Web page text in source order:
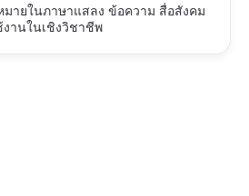
มายในภาษาแสลง ข้อความ สื่อสังคม
านในเชิงวิชาชีพ